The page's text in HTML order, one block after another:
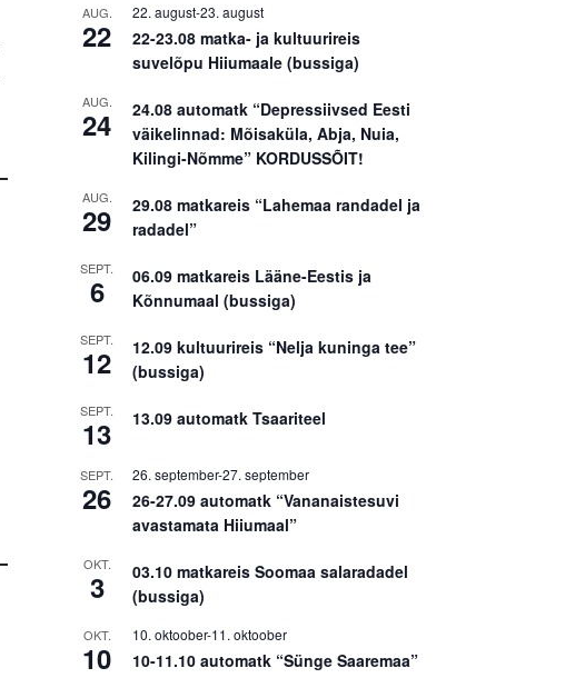
AUG.
22
22. august-23. august
22-23.08 matka- ja kultuurireis
suvelõpu Hiiumaale (bussiga)
AUG.
24
24.08 automatk “Depressiivsed Eesti
väikelinnad: Mõisaküla, Abja, Nuia,
Kilingi-Nõmme” KORDUSSÕIT!
AUG.
29
29.08 matkareis “Lahemaa randadel ja
radadel”
SEPT.
6
06.09 matkareis Lääne-Eestis ja
Kõnnumaal (bussiga)
SEPT.
12
12.09 kultuurireis “Nelja kuninga tee”
(bussiga)
SEPT.
13 13.09 automatk Tsaariteel
SEPT.
26
26. september-27. september
26-27.09 automatk “Vananaistesuvi
avastamata Hiiumaal”
OKT.
3
03.10 matkareis Soomaa salaradadel
(bussiga)
OKT.
10
10. oktoober-11. oktoober
10-11.10 automatk “Sünge Saaremaa”